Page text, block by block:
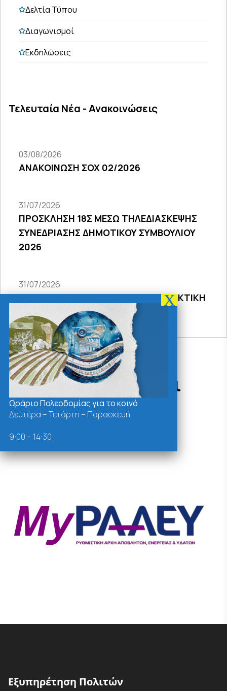
Δελτία Τύπου
Διαγωνισμοί
Εκδηλώσεις
Τελευταία Νέα - Ανακοινώσεις
03/08/2026
ΑΝΑΚΟΙΝΩΣΗ ΣΟΧ 02/2026
31/07/2026
ΠΡΟΣΚΛΗΣΗ 18Σ ΜΕΣΩ ΤΗΛΕΔΙΑΣΚΕΨΗΣ
ΣΥΝΕΔΡΙΑΣΗΣ ΔΗΜΟΤΙΚΟΥ ΣΥΜΒΟΥΛΙΟΥ
2026
31/07/2026
ΠΡΟΣΚΛΗΣΗ 27ης ΣΥΝΕΔΡΙΑΣΗΣ ΤΑΚΤΙΚΗ
Δράσεις - Χρήσιμοι
Σύνδεσμοι
Εξυπηρέτηση Πολιτών
Ωράριο Πολεοδομίας για το κοινό
Δευτέρα – Τετάρτη – Παρασκευή
9:00 – 14:30